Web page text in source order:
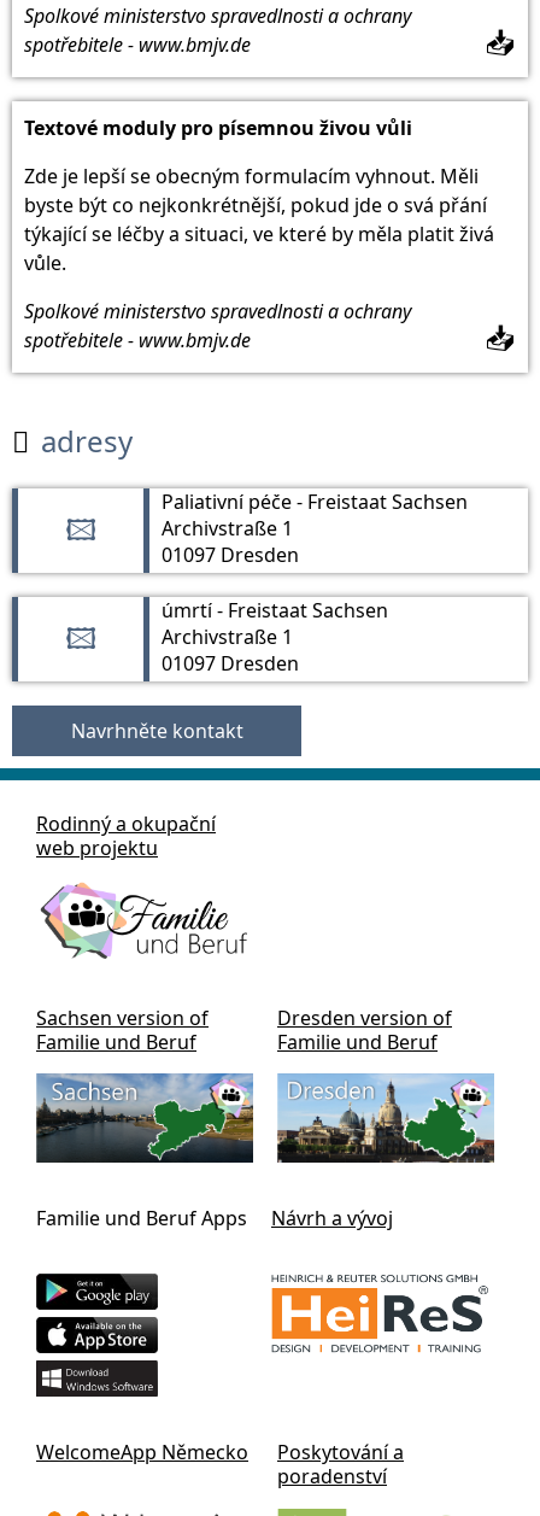
Spolkové ministerstvo spravedlnosti a ochrany
spotřebitele - www.bmjv.de
📥
Textové moduly pro písemnou živou vůli
Zde je lepší se obecným formulacím vyhnout. Měli
byste být co nejkonkrétnější, pokud jde o svá přání
týkající se léčby a situaci, ve které by měla platit živá
vůle.
Spolkové ministerstvo spravedlnosti a ochrany
spotřebitele - www.bmjv.de
📥
 adresy
🖾
Paliativní péče - Freistaat Sachsen
Archivstraße 1
01097 Dresden
🖾
úmrtí - Freistaat Sachsen
Archivstraße 1
01097 Dresden
Navrhněte kontakt
Rodinný a okupační
web projektu
Sachsen version of
Familie und Beruf
Dresden version of
Familie und Beruf
Familie und Beruf Apps Návrh a vývoj
WelcomeApp Německo
Poskytování a
poradenství